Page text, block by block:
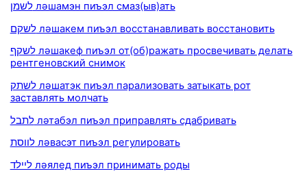
לשמן ләшамэн пиъэл смаз(ыв)ать
לשקם ләшакем пиъэл восстанавливать восстановить
לשקף ләшакеф пиъэл от(об)ражать просвечивать делать
рентгеновский снимок
לשתק ләшатэк пиъэл парализовать затыкать рот
заставлять молчать
לתבל ләтабэл пиъэл приправлять сдабривать
לווסת ләвасэт пиъэл регулировать
ליילד ләялед пиъэл принимать роды